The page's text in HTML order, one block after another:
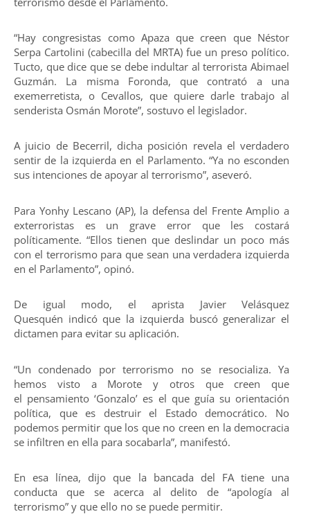
“Hay congresistas como Apaza que creen que Néstor
Serpa Cartolini (cabecilla del MRTA) fue un preso político.
Tucto, que dice que se debe indultar al terrorista Abimael
Guzmán. La misma Foronda, que contrató a una
exemerretista, o Cevallos, que quiere darle trabajo al
senderista Osmán Morote”, sostuvo el legislador.
A juicio de Becerril, dicha posición revela el verdadero
sentir de la izquierda en el Parlamento. “Ya no esconden
sus intenciones de apoyar al terrorismo”, aseveró.
Para Yonhy Lescano (AP), la defensa del Frente Amplio a
exterroristas es un grave error que les costará
políticamente. “Ellos tienen que deslindar un poco más
con el terrorismo para que sean una verdadera izquierda
en el Parlamento”, opinó.
De igual modo, el aprista Javier Velásquez
Quesquén indicó que la izquierda buscó generalizar el
dictamen para evitar su aplicación.
“Un condenado por terrorismo no se resocializa. Ya
hemos visto a Morote y otros que creen que
el pensamiento ‘Gonzalo’ es el que guía su orientación
política, que es destruir el Estado democrático. No
podemos permitir que los que no creen en la democracia
se infiltren en ella para socabarla”, manifestó.
En esa línea, dijo que la bancada del FA tiene una
conducta que se acerca al delito de “apología al
terrorismo” y que ello no se puede permitir.